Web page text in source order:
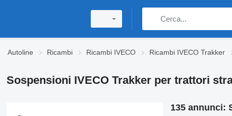
Autoline Ricambi Ricambi IVECO Ricambi IVECO Trakker
Sospensioni IVECO Trakker per trattori
135 annunci: